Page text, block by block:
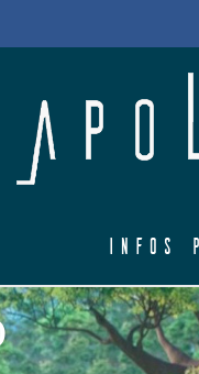
Infos